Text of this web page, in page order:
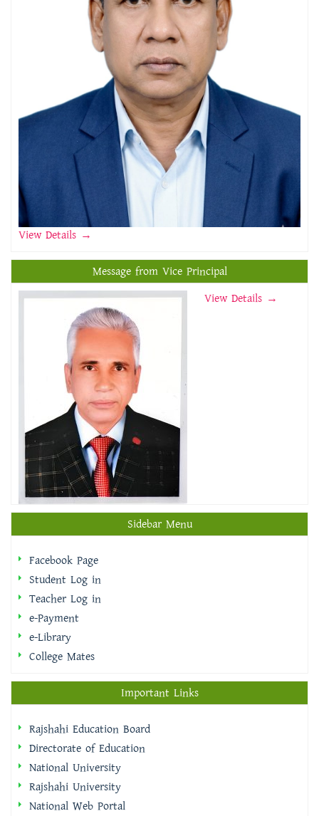
View Details →
Message from Vice Principal
View Details →
Sidebar Menu
Facebook Page
Student Log in
Teacher Log in
e-Payment
e-Library
College Mates
Important Links
Rajshahi Education Board
Directorate of Education
National University
Rajshahi University
National Web Portal